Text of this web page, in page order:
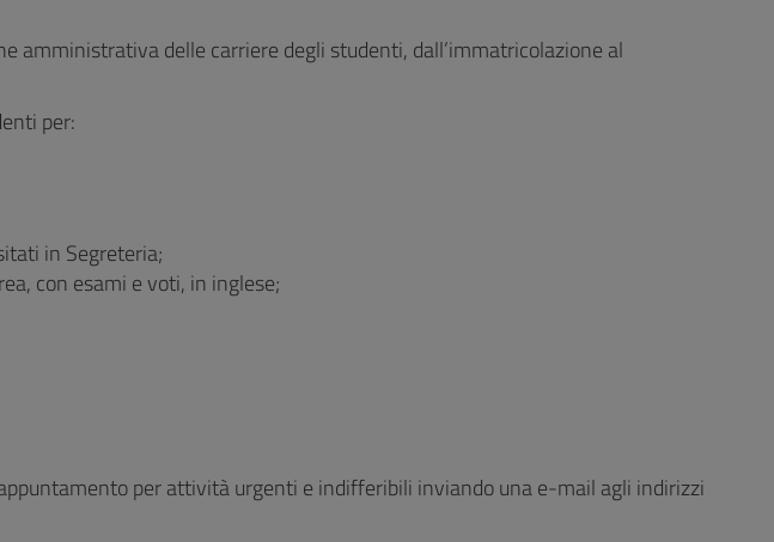
amministrativa delle carriere degli studenti, dall’immatricolazione al
per:
in Segreteria;
con esami e voti, in inglese;
per attività urgenti e indifferibili inviando una e-mail agli indirizzi